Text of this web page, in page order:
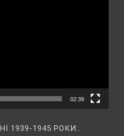
02:39
1939-1945 РОКИ…